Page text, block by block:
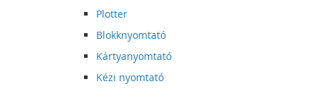
Plotter
Blokknyomtató
Kártyanyomtató
Kézi nyomtató